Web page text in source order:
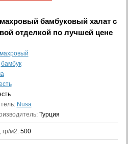
махровый бамбуковый халат с
отделкойпо лучшей цене
махровый
бамбук
Nusa
Турция
гр/м2: 500